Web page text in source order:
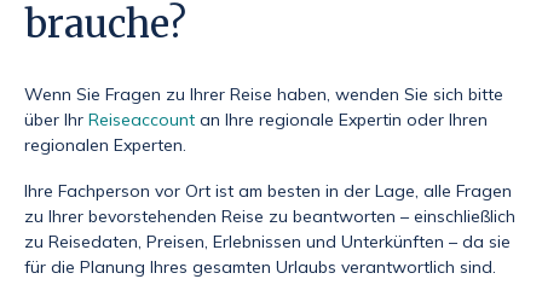
brauche?
Wenn Sie Fragen zu Ihrer Reise haben, wenden Sie sich bitte
über Ihr Reiseaccount an Ihre regionale Expertin oder Ihren
regionalen Experten.
Ihre Fachperson vor Ort ist am besten in der Lage, alle Fragen
zu Ihrer bevorstehenden Reise zu beantworten – einschließlich
zu Reisedaten, Preisen, Erlebnissen und Unterkünften – da sie
für die Planung Ihres gesamten Urlaubs verantwortlich sind.